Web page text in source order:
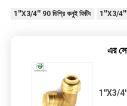
1''X3/4'' 90 ডিগ্রি কনুই ফিটিং 1''X3/4''
এর
1''X3/4''